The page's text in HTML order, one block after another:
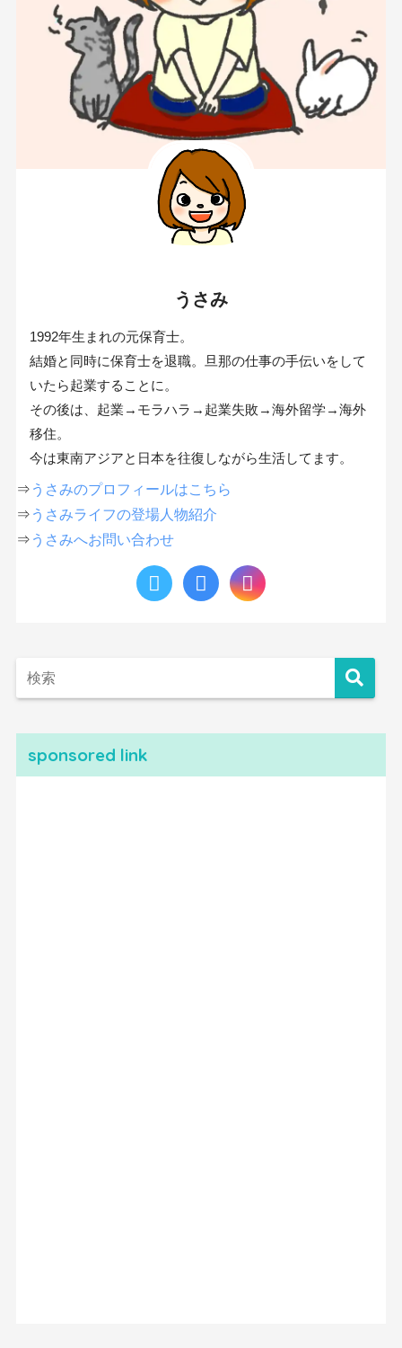
うさみ
1992年生まれの元保育士。
結婚と同時に保育士を退職。旦那の仕事の手伝いをして
いたら起業することに。
その後は、起業→モラハラ→起業失敗→海外留学→海外
移住。
今は東南アジアと日本を往復しながら生活してます。
⇒ うさみのプロフィールはこちら
⇒ うさみライフの登場人物紹介
⇒ うさみへお問い合わせ
sponsored link